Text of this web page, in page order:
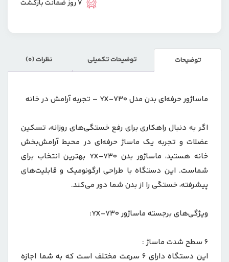
عدد
7 روز ضمانت بازگشت
توضیحات توضیحات تکمیلی نظرات (0)
ماساژور حرفه‌ای بدن مدل YX-730 – تجربه آرامش در خانه
اگر به دنبال راهکاری برای رفع خستگی‌های روزانه، تسکین
عضلات و تجربه یک ماساژ حرفه‌ای در محیط آرامش‌بخش
خانه هستید، ماساژور بدن YX-730 بهترین انتخاب برای
شماست. این دستگاه با طراحی ارگونومیک و قابلیت‌های
پیشرفته، خستگی را از بدن شما دور می‌کند.
ویژگی‌های برجسته ماساژور YX-730:
۶ سطح شدت ماساژ :
این دستگاه دارای ۶ سرعت مختلف است که به شما اجازه